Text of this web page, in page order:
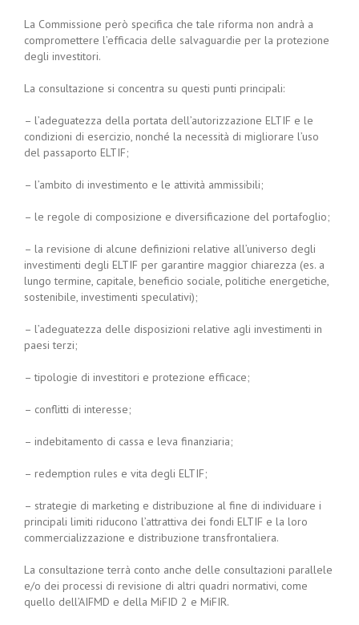
La Commissione però specifica che tale riforma non andrà a
compromettere l’efficacia delle salvaguardie per la protezione
degli investitori.
La consultazione si concentra su questi punti principali:
– l’adeguatezza della portata dell’autorizzazione ELTIF e le
condizioni di esercizio, nonché la necessità di migliorare l’uso
del passaporto ELTIF;
– l’ambito di investimento e le attività ammissibili;
– le regole di composizione e diversificazione del portafoglio;
– la revisione di alcune definizioni relative all’universo degli
investimenti degli ELTIF per garantire maggior chiarezza (es. a
lungo termine, capitale, beneficio sociale, politiche energetiche,
sostenibile, investimenti speculativi);
– l’adeguatezza delle disposizioni relative agli investimenti in
paesi terzi;
– tipologie di investitori e protezione efficace;
– conflitti di interesse;
– indebitamento di cassa e leva finanziaria;
– redemption rules e vita degli ELTIF;
– strategie di marketing e distribuzione al fine di individuare i
principali limiti riducono l’attrattiva dei fondi ELTIF e la loro
commercializzazione e distribuzione transfrontaliera.
La consultazione terrà conto anche delle consultazioni parallele
e/o dei processi di revisione di altri quadri normativi, come
quello dell’AIFMD e della MiFID 2 e MiFIR.